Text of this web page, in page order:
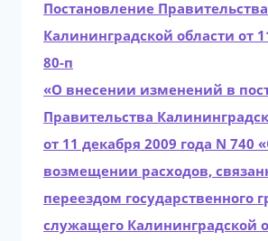
Постановление Правительства
Калининградской области от
80-п
«О внесении изменений в
Правительства
от 11 декабря 2009 года N 740
возмещении расходов,
переездом государственного
служащего Калининградской